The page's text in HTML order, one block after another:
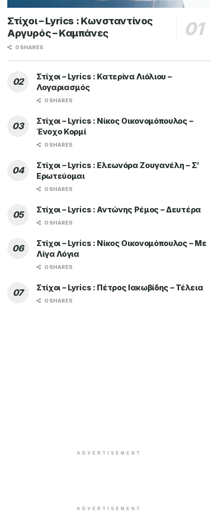
Στίχοι – Lyrics : Κωνσταντίνος
Αργυρός – Καμπάνες
0 SHARES
Στίχοι – Lyrics : Κατερίνα Λιόλιου –
Λογαριασμός
0 SHARES
Στίχοι – Lyrics : Νίκος Οικονομόπουλος –
Ένοχο Κορμί
0 SHARES
Στίχοι – Lyrics : Ελεωνόρα Ζουγανέλη – Σ’
Ερωτεύομαι
0 SHARES
Στίχοι – Lyrics : Αντώνης Ρέμος – Δευτέρα
0 SHARES
Στίχοι – Lyrics : Νίκος Οικονομόπουλος – Με
Λίγα Λόγια
0 SHARES
Στίχοι – Lyrics : Πέτρος Ιακωβίδης – Τέλεια
0 SHARES
ADVERTISEMENT
ADVERTISEMENT